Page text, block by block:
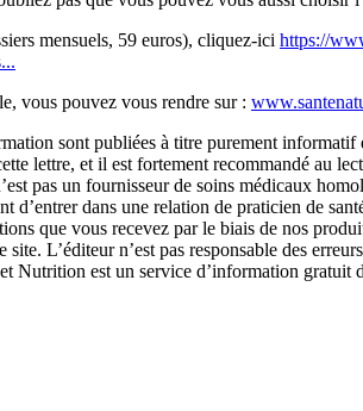
mensuels, 59 euros), cliquez-ici https://
vous pouvez vous rendre sur :
sont publiées à titre purement
lettre, et il est fortement recommandé au
pas un fournisseur de soins médicaux
d’entrer dans une relation de praticien de
que vous recevez par le biais de nos
site. L’éditeur n’est pas responsable des
Nutrition est un service d’information